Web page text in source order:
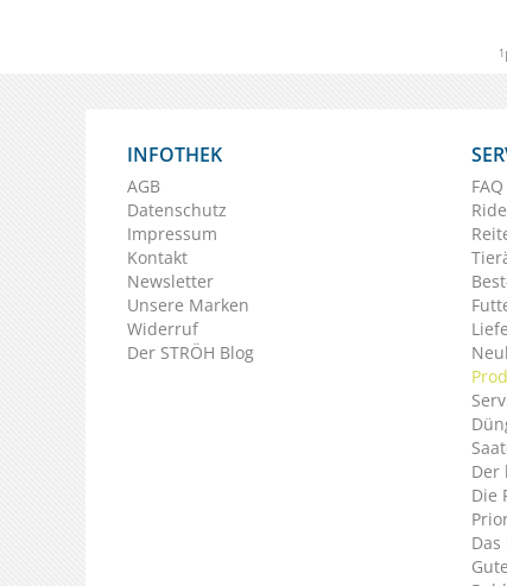
1
INFOTHEK
AGB
Datenschutz
Impressum
Kontakt
Newsletter
Unsere Marken
Widerruf
Der STRÖH Blog
Der
Die